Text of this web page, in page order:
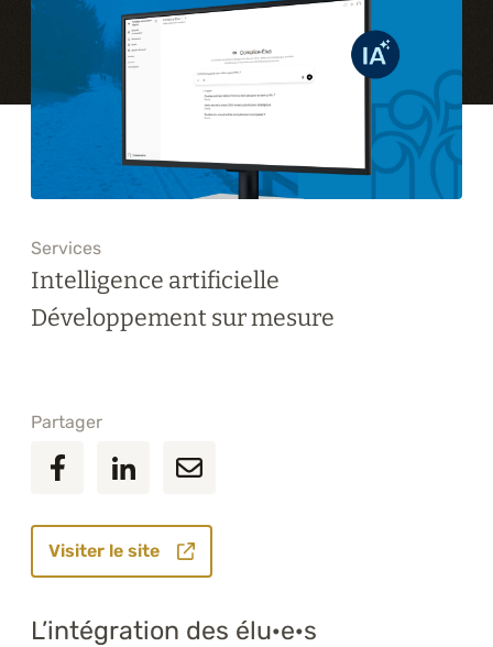
Services complémentaires
Formations
À propos
Blogue
Nous joindre
Services
Intelligence artificielle
Développement sur mesure
Partager
Visiter le site
L’intégration des élu·e·s